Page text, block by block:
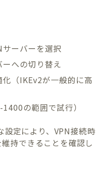
ーバーを選択
への切り替え
（IKEv2が一般的に高
の範囲で試行）
設定により、VPN接続時
持できることを確認し